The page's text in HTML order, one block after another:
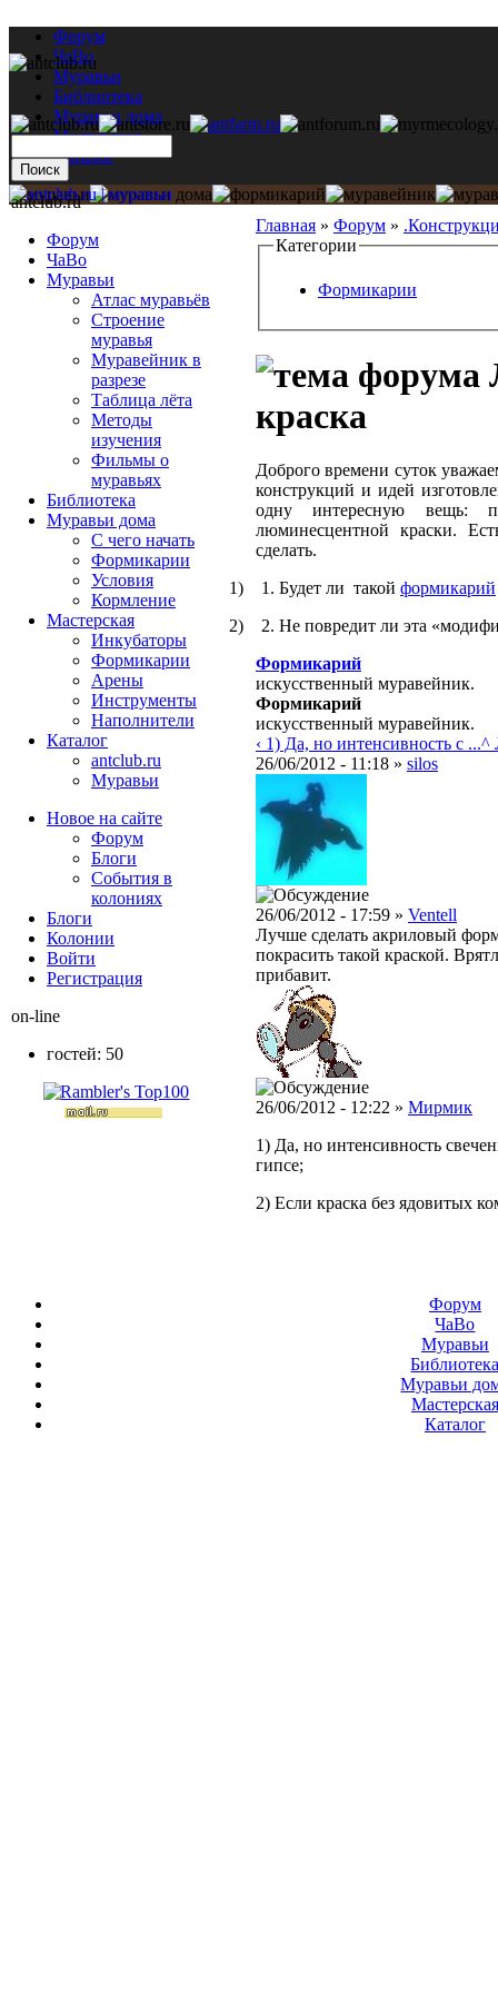
Форум
ЧаВо
Муравьи
Библиотека
Муравьи дома
Мастерская
Каталог
Главная » Форум »
Категории
Формикарии
краска
Доброго времени суток
конструкций и идей
одну интересную вещь:
люминесцентной краски.
сделать.
1)
1. Будет ли такой формикарий
2)
2. Не повредит ли эта
Формикарий
искусственный муравейник.
Формикарий
искусственный муравейник.
‹ 1) Да, но интенсивность с ...^
26/06/2012 - 11:18 » silos
26/06/2012 - 17:59 » Ventell
Лучше сделать акриловый
покрасить такой краской.
прибавит.
26/06/2012 - 12:22 » Мирмик
1) Да, но интенсивность
гипсе;
2) Если краска без ядовитых
antclub.ru
Форум
ЧаВо
Муравьи
Атлас муравьёв
Строение
муравья
Муравейник в
разрезе
Таблица лёта
Методы
изучения
Фильмы о
муравьях
Библиотека
Муравьи дома
С чего начать
Формикарии
Условия
Кормление
Мастерская
Инкубаторы
Формикарии
Арены
Инструменты
Наполнители
Каталог
antclub.ru
Муравьи
Новое на сайте
Форум
Блоги
События в
колониях
Блоги
Колонии
Войти
Peгиcтpaция
on-line
гостей: 50
Форум
ЧаВо
Муравьи
Муравьи
Мастерская
Каталог